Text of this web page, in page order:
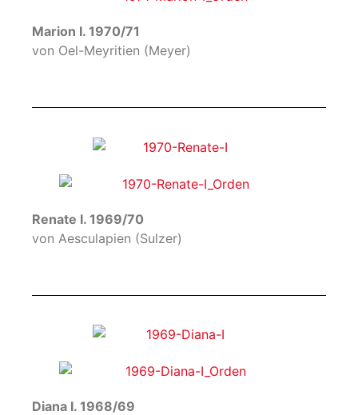
Marion I. 1970/71
von Oel-Meyritien (Meyer)
Renate I. 1969/70
von Aesculapien (Sulzer)
Diana I. 1968/69